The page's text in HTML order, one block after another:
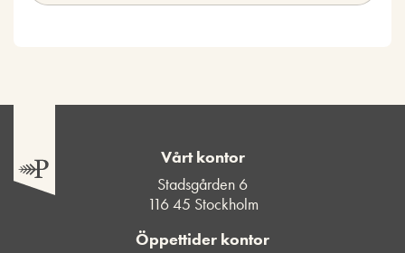
Vårt kontor
Stadsgården 6
116 45 Stockholm
Öppettider kontor